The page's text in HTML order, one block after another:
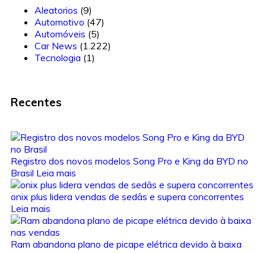
Aleatorios (9)
Automotivo (47)
Automóveis (5)
Car News (1.222)
Tecnologia (1)
Recentes
Registro dos novos modelos Song Pro e King da BYD no
Brasil Leia mais
onix plus lidera vendas de sedãs e supera concorrentes
Leia mais
Ram abandona plano de picape elétrica devido à baixa